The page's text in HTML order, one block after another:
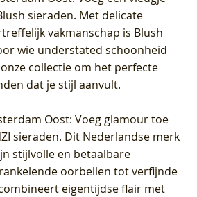
sieraden. Met delicate
vakmanschap is Blush
wie understated schoonheid
collectie om het perfecte
dat je stijl aanvult.
Oost: Voeg glamour toe
sieraden. Dit Nederlandse merk
stijlvolle en betaalbare
oorbellen tot verfijnde
eigentijdse flair met